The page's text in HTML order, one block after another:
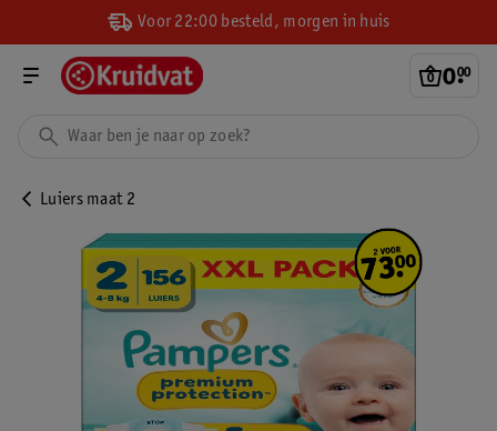
Voor 22:00 besteld, morgen in huis
0.
00
Luiers maat 2